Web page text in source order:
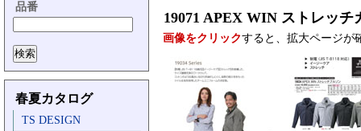
品番
春夏カタログ
TS DESIGN
19071 APEX WIN ストレッチ
画像をクリックすると、拡大ページが